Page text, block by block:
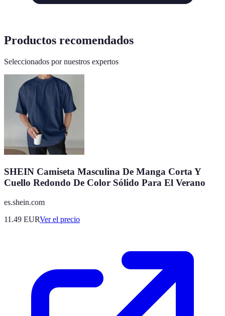
Productos recomendados
Seleccionados por nuestros expertos
SHEIN Camiseta Masculina De Manga Corta Y
Cuello Redondo De Color Sólido Para El Verano
es.shein.com
11.49 EURVer el precio